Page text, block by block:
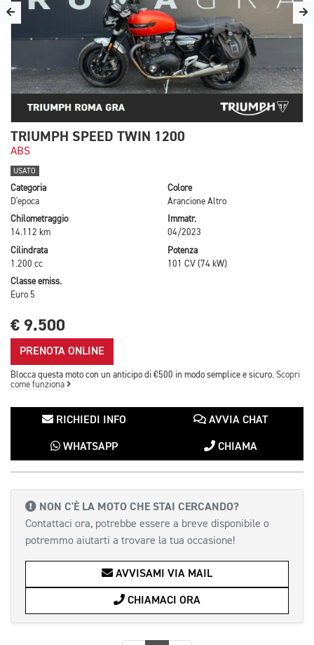
TRIUMPH SPEED TWIN 1200
ABS
USATO
Categoria
D'epoca
Colore
Arancione Altro
Chilometraggio
14.112 km
Immatr.
04/2023
Cilindrata
1.200 cc
Potenza
101 CV (74 kW)
Classe emiss.
Euro 5
€ 9.500
PRENOTA ONLINE
Blocca questa moto con un anticipo di €500 in modo semplice e sicuro. Scopri
come funziona
RICHIEDI INFO AVVIA CHAT
WHATSAPP CHIAMA
NON C'È LA MOTO CHE STAI CERCANDO?
Contattaci ora, potrebbe essere a breve disponibile o
potremmo aiutarti a trovare la tua occasione!
AVVISAMI VIA MAIL
CHIAMACI ORA